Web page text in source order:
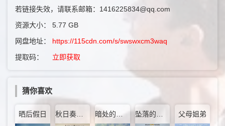
若链接失效，请联系邮箱：1416225834@qq.com
资源大小：
5.77 GB
网盘地址：
https://115cdn.com/s/swswxcm3waq
提取码：
立即获取
猜你喜欢
晒后假日 秋日奏鸣曲 父母姐弟